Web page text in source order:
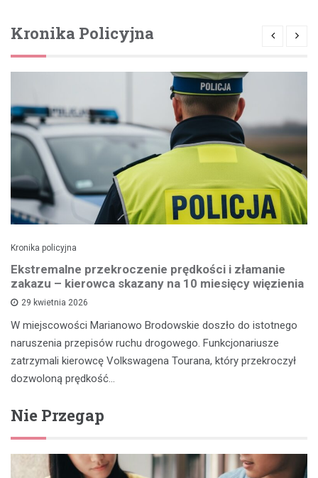
Kronika Policyjna
Kronika policyjna
Ekstremalne przekroczenie prędkości i złamanie
zakazu – kierowca skazany na 10 miesięcy więzienia
29 kwietnia 2026
W miejscowości Marianowo Brodowskie doszło do istotnego
naruszenia przepisów ruchu drogowego. Funkcjonariusze
zatrzymali kierowcę Volkswagena Tourana, który przekroczył
dozwoloną prędkość…
Nie Przegap